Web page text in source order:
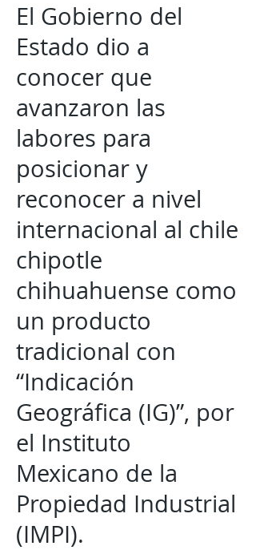
El Gobierno del
Estado dio a
conocer que
avanzaron las
labores para
posicionar y
reconocer a nivel
internacional al chile
chipotle
chihuahuense como
un producto
tradicional con
“Indicación
Geográfica (IG)”, por
el Instituto
Mexicano de la
Propiedad Industrial
(IMPI).